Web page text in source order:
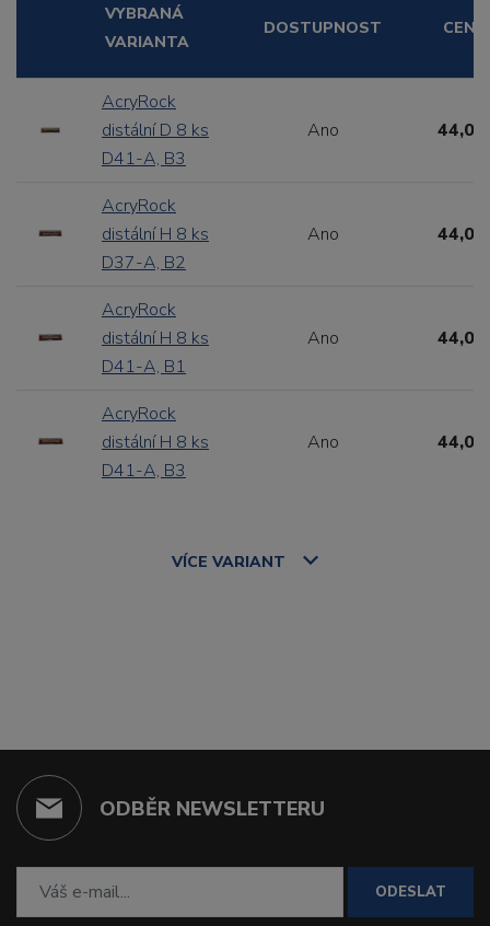
VYBRANÁ
VARIANTA
DOSTUPNOST CENA
AcryRock
distální D 8 ks
D41-A, B3
Ano 44,00
AcryRock
distální H 8 ks
D37-A, B2
Ano 44,00
AcryRock
distální H 8 ks
D41-A, B1
Ano 44,00
AcryRock
distální H 8 ks
D41-A, B3
Ano 44,00
VÍCE VARIANT
ODBĚR NEWSLETTERU
ODESLAT